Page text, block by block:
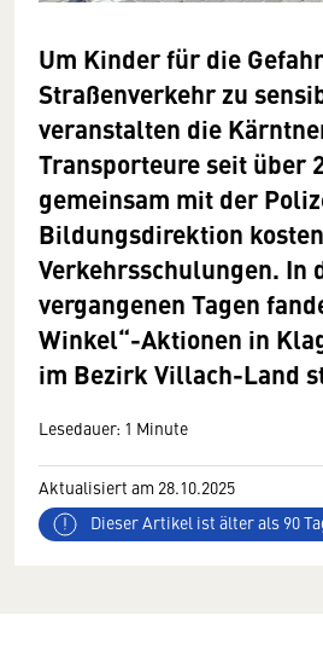
Um Kinder für die
Straßenverkehr zu
veranstalten die
Transporteure seit über
gemeinsam mit der
Bildungsdirektion
Verkehrsschulungen. In
vergangenen Tagen
Winkel“-Aktionen in
im Bezirk Villach-Land
Lesedauer: 1 Minute
Aktualisiert am 28.10.2025
Dieser Artikel ist älter als 90